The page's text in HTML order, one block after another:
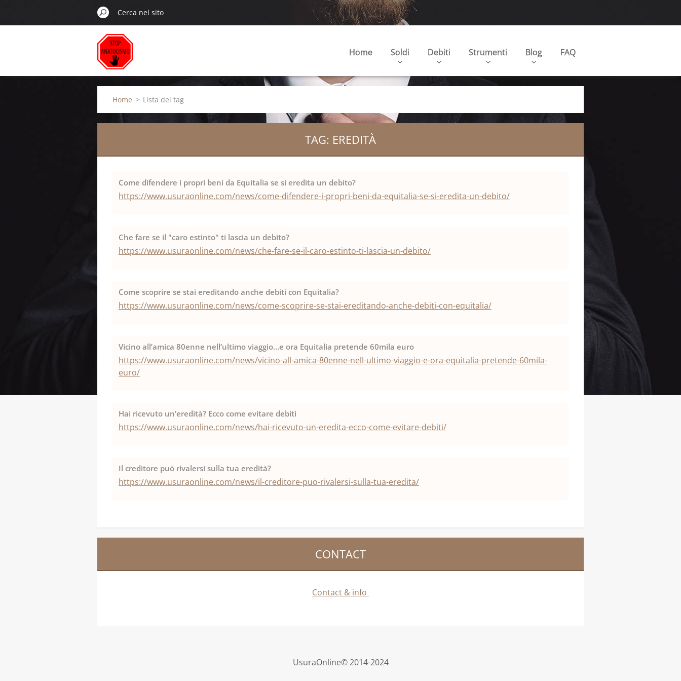
Home Soldi Debiti Strumenti Blog FAQ
Home > Lista dei tag
TAG: EREDITÀ
Come difendere i propri beni da Equitalia se si eredita un debito?
https://www.usuraonline.com/news/come-difendere-i-propri-beni-da-equitalia-se-si-eredita-un-debito/
Che fare se il "caro estinto" ti lascia un debito?
https://www.usuraonline.com/news/che-fare-se-il-caro-estinto-ti-lascia-un-debito/
Come scoprire se stai ereditando anche debiti con Equitalia?
https://www.usuraonline.com/news/come-scoprire-se-stai-ereditando-anche-debiti-con-equitalia/
Vicino all’amica 80enne nell’ultimo viaggio…e ora Equitalia pretende 60mila euro
https://www.usuraonline.com/news/vicino-all-amica-80enne-nell-ultimo-viaggio-e-ora-equitalia-pretende-60mila-
euro/
Hai ricevuto un’eredità? Ecco come evitare debiti
https://www.usuraonline.com/news/hai-ricevuto-un-eredita-ecco-come-evitare-debiti/
Il creditore può rivalersi sulla tua eredità?
https://www.usuraonline.com/news/il-creditore-puo-rivalersi-sulla-tua-eredita/
CONTACT
Contact & info
UsuraOnline© 2014-2024